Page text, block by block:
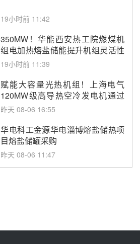
19小时前 11:42
350MW！华能西安热工院燃煤机
组电加热熔盐储能提升机组灵活性
改造项目初步设计第三方评审服务
19小时前 11:39
赋能大容量光热机组！上海电气
120MW级高导热空冷发电机通过
型式试验
昨天 08-06 16:55
华电科工金源华电淄博熔盐储热项
目熔盐储罐采购
昨天 08-06 11:47
光热示范电站二列蒸汽发生器设备